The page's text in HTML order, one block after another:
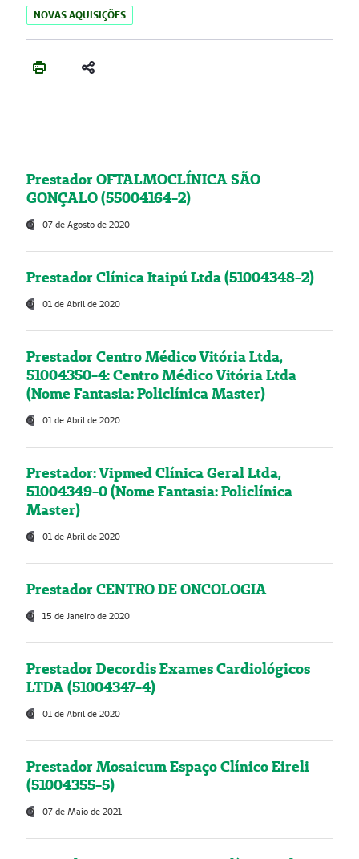
NOVAS AQUISIÇÕES
Prestador OFTALMOCLÍNICA SÃO
GONÇALO (55004164-2)
07 de Agosto de 2020
Prestador Clínica Itaipú Ltda (51004348-2)
01 de Abril de 2020
Prestador Centro Médico Vitória Ltda,
51004350-4: Centro Médico Vitória Ltda
(Nome Fantasia: Policlínica Master)
01 de Abril de 2020
Prestador: Vipmed Clínica Geral Ltda,
51004349-0 (Nome Fantasia: Policlínica
Master)
01 de Abril de 2020
Prestador CENTRO DE ONCOLOGIA
15 de Janeiro de 2020
Prestador Decordis Exames Cardiológicos
LTDA (51004347-4)
01 de Abril de 2020
Prestador Mosaicum Espaço Clínico Eireli
(51004355-5)
07 de Maio de 2021